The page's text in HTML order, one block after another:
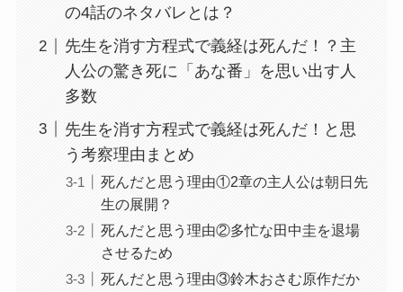
の4話のネタバレとは？
先生を消す方程式で義経は死んだ！？主
人公の驚き死に「あな番」を思い出す人
多数
先生を消す方程式で義経は死んだ！と思
う考察理由まとめ
死んだと思う理由①2章の主人公は朝日先
生の展開？
死んだと思う理由②多忙な田中圭を退場
させるため
死んだと思う理由③鈴木おさむ原作だか